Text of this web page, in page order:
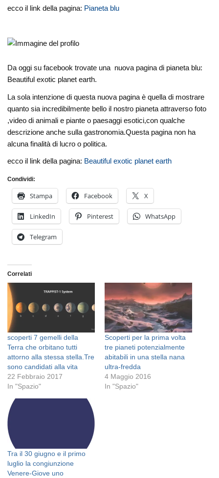
ecco il link della pagina: Pianeta blu
Da oggi su facebook trovate una nuova pagina di pianeta blu:
Beautiful exotic planet earth.
La sola intenzione di questa nuova pagina è quella di mostrare
quanto sia incredibilmente bello il nostro pianeta attraverso foto
,video di animali e piante o paesaggi esotici,con qualche
descrizione anche sulla gastronomia.Questa pagina non ha
alcuna finalità di lucro o politica.
ecco il link della pagina: Beautiful exotic planet earth
Condividi:
Stampa Facebook X
LinkedIn Pinterest WhatsApp
Telegram
Correlati
scoperti 7 gemelli della
Terra che orbitano tutti
attorno alla stessa stella.Tre
sono candidati alla vita
22 Febbraio 2017
In "Spazio"
Scoperti per la prima volta
tre pianeti potenzialmente
abitabili in una stella nana
ultra-fredda
4 Maggio 2016
In "Spazio"
Tra il 30 giugno e il primo
luglio la congiunzione
Venere-Giove uno